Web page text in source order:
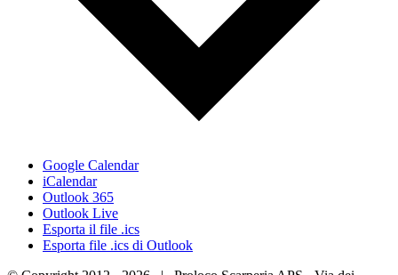
Google Calendar
iCalendar
Outlook 365
Outlook Live
Esporta il file .ics
Esporta file .ics di Outlook